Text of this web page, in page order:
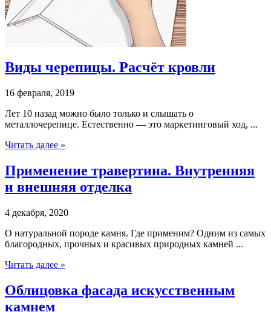
Виды черепицы. Расчёт кровли
16 февраля, 2019
Лет 10 назад можно было только и слышать о
металлочерепице. Естественно — это маркетинговый ход, ...
Читать далее »
Применение травертина. Внутренняя
и внешняя отделка
4 декабря, 2020
О натуральной породе камня. Где применим? Одним из самых
благородных, прочных и красивых природных камней ...
Читать далее »
Облицовка фасада искусственным
камнем